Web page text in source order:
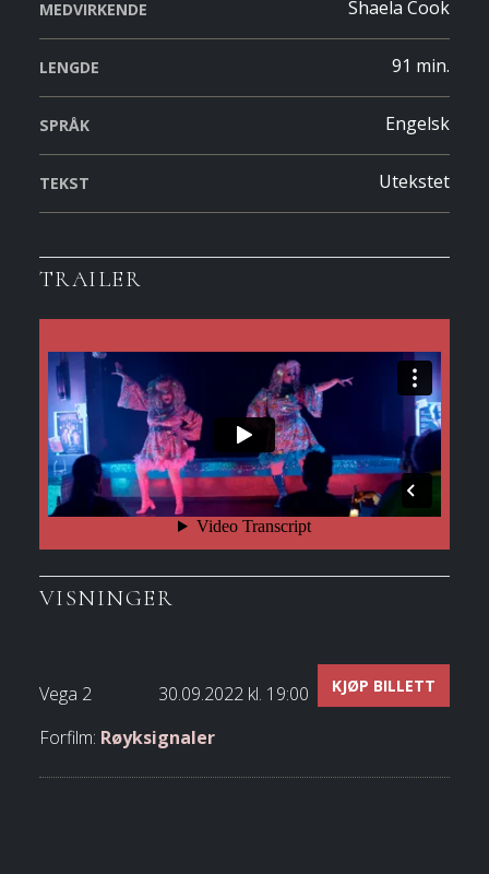
MEDVIRKENDE Shaela Cook
LENGDE 91 min.
SPRÅK Engelsk
TEKST Utekstet
TRAILER
VISNINGER
Vega 2 30.09.2022 kl. 19:00 KJØP BILLETT
Forfilm: Røyksignaler